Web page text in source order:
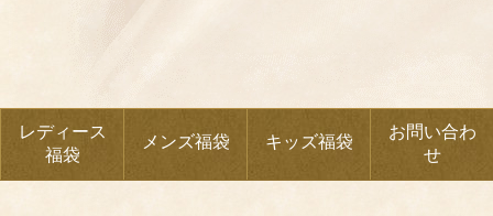
レディース
福袋
メンズ福袋 キッズ福袋
お問い合わ
せ